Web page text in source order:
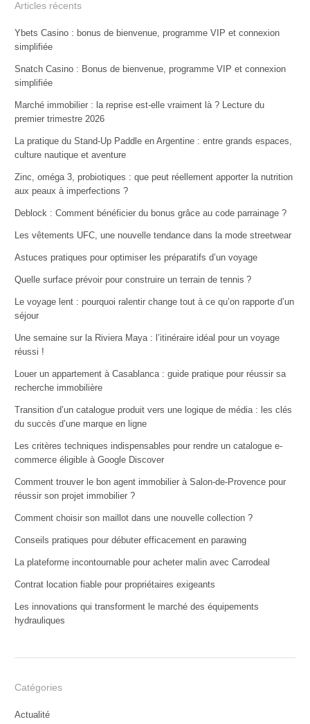
Articles récents
Ybets Casino : bonus de bienvenue, programme VIP et connexion
simplifiée
Snatch Casino : Bonus de bienvenue, programme VIP et connexion
simplifiée
Marché immobilier : la reprise est-elle vraiment là ? Lecture du
premier trimestre 2026
La pratique du Stand-Up Paddle en Argentine : entre grands espaces,
culture nautique et aventure
Zinc, oméga 3, probiotiques : que peut réellement apporter la nutrition
aux peaux à imperfections ?
Deblock : Comment bénéficier du bonus grâce au code parrainage ?
Les vêtements UFC, une nouvelle tendance dans la mode streetwear
Astuces pratiques pour optimiser les préparatifs d’un voyage
Quelle surface prévoir pour construire un terrain de tennis ?
Le voyage lent : pourquoi ralentir change tout à ce qu’on rapporte d’un
séjour
Une semaine sur la Riviera Maya : l’itinéraire idéal pour un voyage
réussi !
Louer un appartement à Casablanca : guide pratique pour réussir sa
recherche immobilière
Transition d’un catalogue produit vers une logique de média : les clés
du succès d’une marque en ligne
Les critères techniques indispensables pour rendre un catalogue e-
commerce éligible à Google Discover
Comment trouver le bon agent immobilier à Salon-de-Provence pour
réussir son projet immobilier ?
Comment choisir son maillot dans une nouvelle collection ?
Conseils pratiques pour débuter efficacement en parawing
La plateforme incontournable pour acheter malin avec Carrodeal
Contrat location fiable pour propriétaires exigeants
Les innovations qui transforment le marché des équipements
hydrauliques
Catégories
Actualité